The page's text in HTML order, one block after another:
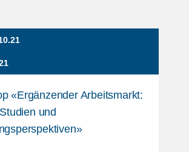
«Ergänzender Arbeitsmarkt:
und